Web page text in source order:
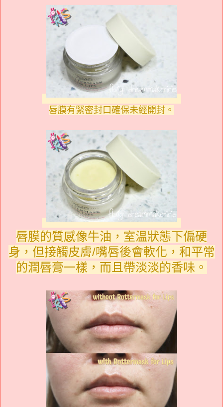
唇膜有緊密封口確保未經開封。
唇膜的質感像牛油，室温狀態下偏硬
身，但接觸皮膚/嘴唇後會軟化，和平常
的潤唇膏一樣，而且帶淡淡的香味。